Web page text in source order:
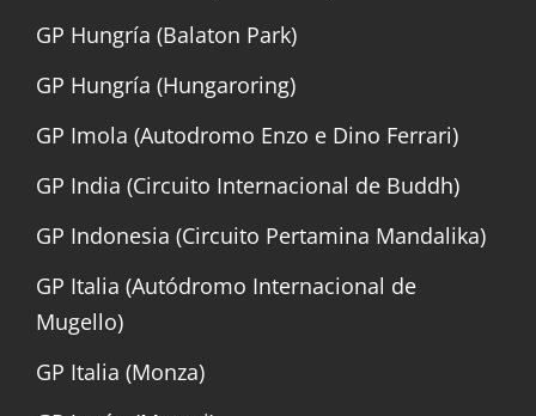
GP Hungría (Balaton Park)
GP Hungría (Hungaroring)
GP Imola (Autodromo Enzo e Dino Ferrari)
GP India (Circuito Internacional de Buddh)
GP Indonesia (Circuito Pertamina Mandalika)
GP Italia (Autódromo Internacional de
Mugello)
GP Italia (Monza)